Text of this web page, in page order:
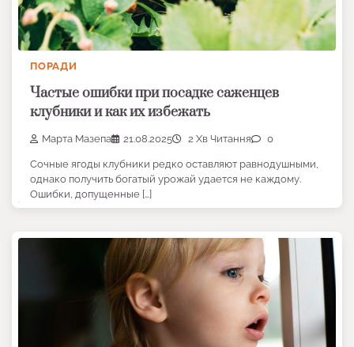
ПОРАДИ
Частые ошибки при посадке саженцев
клубники и как их избежать
Марта Мазепа 21.08.2025 2 Хв Читання 0
Сочные ягоды клубники редко оставляют равнодушными,
однако получить богатый урожай удается не каждому.
Ошибки, допущенные […]